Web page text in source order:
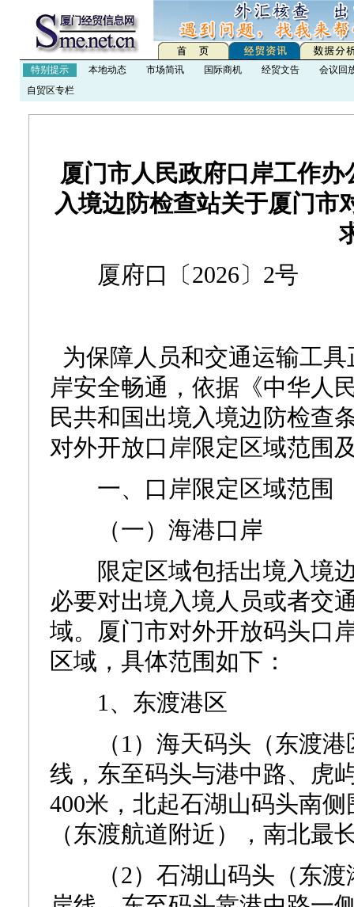
特别提示 本地动态 市场简讯 国际商机 经贸文告
会议回
自贸区专栏
厦门市人民政府口岸工作
入境边防检查站关于厦门市
厦府口〔2026〕2号
为保障人员和交通运输工
岸安全畅通，依据《中华人
民共和国出境入境边防检查
对外开放口岸限定区域范围
一、口岸限定区域范围
（一）海港口岸
限定区域包括出境入境边
必要对出境入境人员或者交
域。厦门市对外开放码头口
区域，具体范围如下：
1、东渡港区
（1）海天码头（东渡港
线，东至码头与港中路、虎
400米，北起石湖山码头南
（东渡航道附近），南北最
（2）石湖山码头（东渡